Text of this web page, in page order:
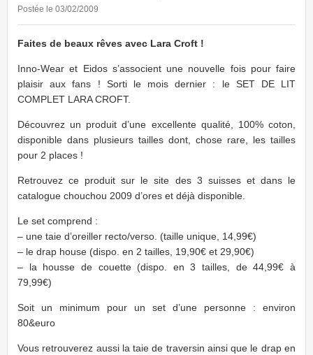
Postée le 03/02/2009
Faites de beaux rêves avec Lara Croft !
Inno-Wear et Eidos s’associent une nouvelle fois pour faire
plaisir aux fans ! Sorti le mois dernier : le SET DE LIT
COMPLET LARA CROFT.
Découvrez un produit d’une excellente qualité, 100% coton,
disponible dans plusieurs tailles dont, chose rare, les tailles
pour 2 places !
Retrouvez ce produit sur le site des 3 suisses et dans le
catalogue chouchou 2009 d’ores et déjà disponible.
Le set comprend :
– une taie d’oreiller recto/verso. (taille unique, 14,99€)
– le drap house (dispo. en 2 tailles, 19,90€ et 29,90€)
– la housse de couette (dispo. en 3 tailles, de 44,99€ à
79,99€)
Soit un minimum pour un set d’une personne : environ
80&euro
Vous retrouverez aussi la taie de traversin ainsi que le drap en